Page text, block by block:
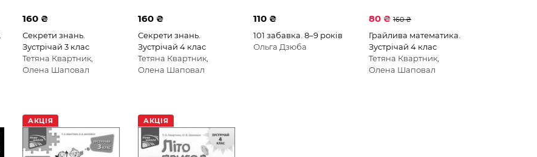
160 ₴
Секрети знань.
Зустрічай 3 клас
Тетяна Квартник,
Олена Шаповал
160 ₴
Секрети знань.
Зустрічай 4 клас
Тетяна Квартник,
Олена Шаповал
110 ₴
101 забавка. 8–9 років
Ольга Дзюба
80 ₴ 160 ₴
Грайлива математика.
Зустрічай 4 клас
Тетяна Квартник,
Олена Шаповал
АКЦІЯ АКЦІЯ